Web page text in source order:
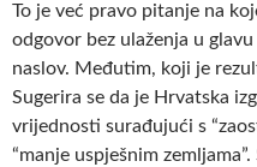
To je već pravo pitanje na
odgovor bez ulaženja u
naslov. Međutim, koji je
Sugerira se da je Hrvatska
vrijednosti surađujući s
“manje uspješnim